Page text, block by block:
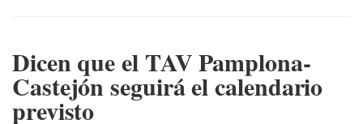
Dicen que el TAV Pamplona-
Castejón seguirá el calendario
previsto